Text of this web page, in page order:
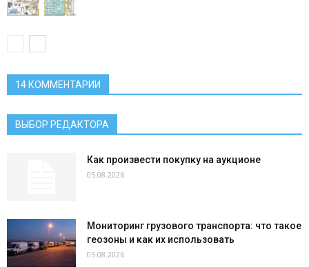
14 КОММЕНТАРИИ
ВЫБОР РЕДАКТОРА
Как произвести покупку на аукционе
05.08.2026
Мониторинг грузового транспорта: что такое
геозоны и как их использовать
05.08.2026